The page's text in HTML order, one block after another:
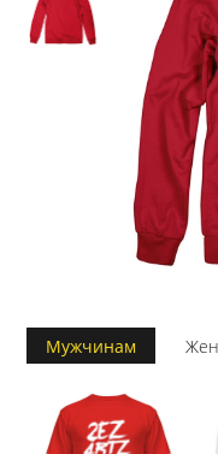
Мужчинам